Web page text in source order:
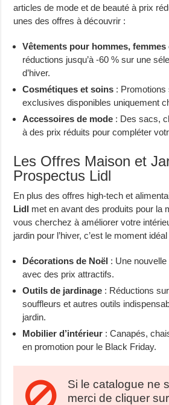
articles de mode et de beauté à prix
unes des offres à découvrir :
Vêtements pour hommes, femmes
réductions jusqu’à -60 % sur une
d’hiver.
Cosmétiques et soins : Promotions
exclusives disponibles uniquement
Accessoires de mode : Des sacs,
à des prix réduits pour compléter
Les Offres Maison et
Prospectus Lidl
En plus des offres high-tech et
Lidl met en avant des produits pour la
vous cherchez à améliorer votre
jardin pour l’hiver, c’est le moment idéal
Décorations de Noël : Une
avec des prix attractifs.
Outils de jardinage : Réductions
souffleurs et autres outils
jardin.
Mobilier d’intérieur : Canapés,
en promotion pour le Black Friday.
Si le catalogue ne
merci de cliquer